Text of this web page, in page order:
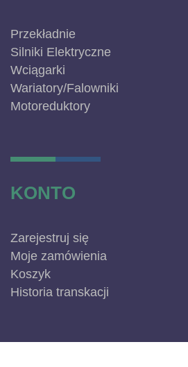
Przekładnie
Silniki Elektryczne
Wciągarki
Wariatory/Falowniki
Motoreduktory
KONTO
Zarejestruj się
Moje zamówienia
Koszyk
Historia transkacji